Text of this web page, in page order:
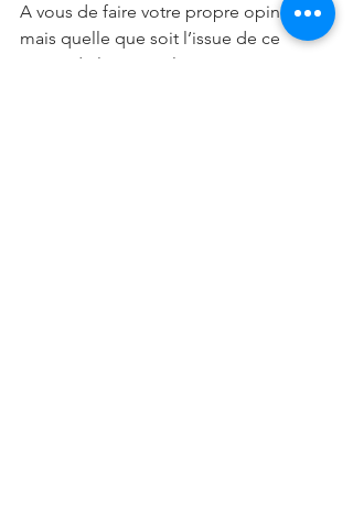
A vous de faire votre propre opinion
mais quelle que soit l’issue de ce
projet de loi, rappelez-vous :